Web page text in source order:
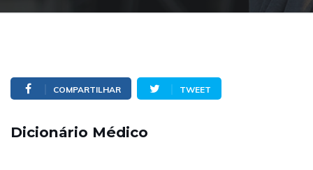
COMPARTILHAR TWEET
Dicionário Médico